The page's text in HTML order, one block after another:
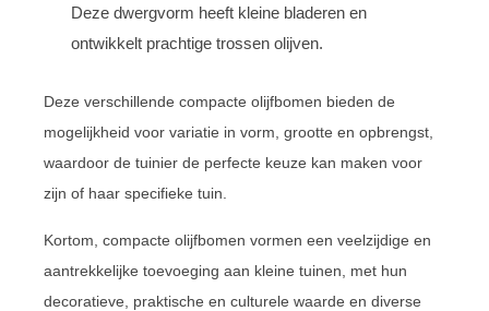
Deze dwergvorm heeft kleine bladeren en
ontwikkelt prachtige trossen olijven.
Deze verschillende compacte olijfbomen bieden de
mogelijkheid voor variatie in vorm, grootte en opbrengst,
waardoor de tuinier de perfecte keuze kan maken voor
zijn of haar specifieke tuin.
Kortom, compacte olijfbomen vormen een veelzijdige en
aantrekkelijke toevoeging aan kleine tuinen, met hun
decoratieve, praktische en culturele waarde en diverse